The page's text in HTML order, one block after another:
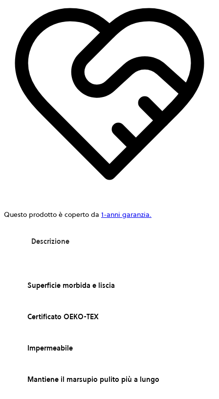
Questo prodotto è coperto da 1-anni garanzia.
Descrizione
Superficie morbida e liscia
Certificato OEKO-TEX
Impermeabile
Mantiene il marsupio pulito più a lungo